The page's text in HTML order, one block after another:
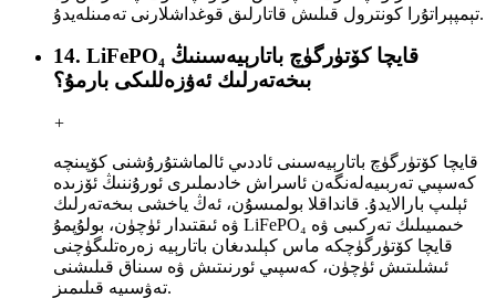
تېمپېراتۇرا كونترول قىلىش قاتارلىق قوغداشلارنى تەمىنلەيدۇ.
14. LiFePO₄ قايچا كۆتۈرگۈچ باتارېيەسىنىڭ
بىخەتەرلىك ئەۋزەللىكى بارمۇ؟
+
قايچا كۆتۈرگۈچ باتارېيەسىنى ئاددىي ئالماشتۇرۇشنى كۆپىنچە
كەسپىي تەربىيەلەنگەن ئاسراش خادىملىرى ئورۇننىڭ ئۆزىدە
ئېلىپ بارالايدۇ. قانداقلا بولمىسۇن، ئەڭ ياخشى بىخەتەرلىك
ۋە ئىقتىدار ئۈچۈن، بولۇپمۇ LiFePO₄ خىمىيىلىك تەركىبى ۋە
قايچا كۆتۈرگۈچكە ماس كېلىدىغان باتارېيە زەرەتلىگۈچنى
ئىشلىتىش ئۈچۈن، كەسپىي ئورنىتىش ۋە سىناق قىلىشنى
تەۋسىيە قىلىمىز.